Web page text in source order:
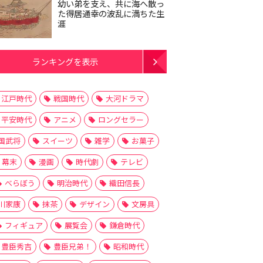
幼い弟を支え、共に海へ散っ
た得居通幸の波乱に満ちた生
涯
ランキングを表示
江戸時代 戦国時代
大河ドラマ
平安時代
アニメ
ロングセラー
武将
スイーツ 雑学
お菓子
幕末
漫画 時代劇
テレビ
べらぼう
明治時代
織田信長
家康
抹茶 デザイン
文房具
フィギュア
展覧会
鎌倉時代
豊臣秀吉
豊臣兄弟！
昭和時代